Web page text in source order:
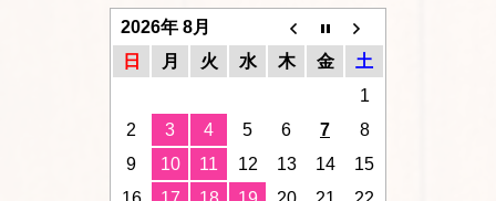
2026年 8月
日
月 火 水 木 金
土
1
2
3 4 5 6 7
8
9
10 11 12 13 14
15